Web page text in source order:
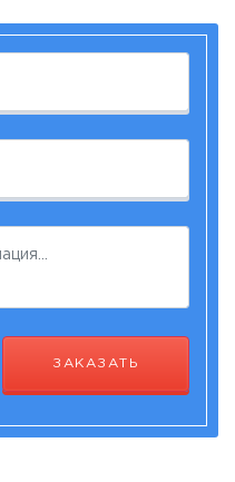
ЗАКАЗАТЬ